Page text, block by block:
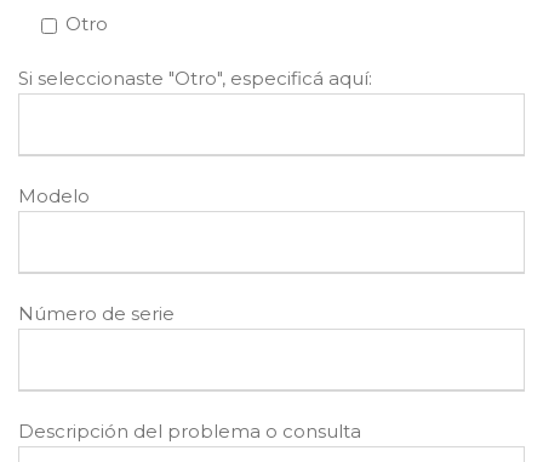
Otro
Si seleccionaste "Otro", especificá aquí:
Modelo
Número de serie
Descripción del problema o consulta